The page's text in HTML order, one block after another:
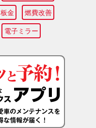
板金 燃費改善
電子ミラー